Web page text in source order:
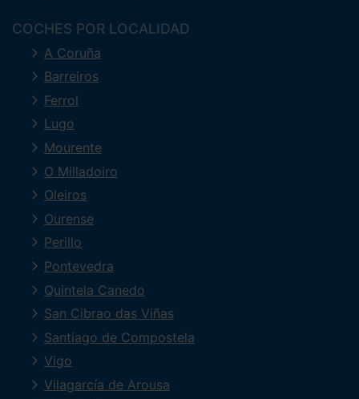
COCHES POR LOCALIDAD
A Coruña
Barreiros
Ferrol
Lugo
Mourente
O Milladoiro
Oleiros
Ourense
Perillo
Pontevedra
Quintela Canedo
San Cibrao das Viñas
Santiago de Compostela
Vigo
Vilagarcía de Arousa